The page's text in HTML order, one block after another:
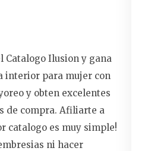
Catalogo Ilusion y gana
interior para mujer con
y obten excelentes
de compra. Afiliarte a
catalogo es muy simple!
ni hacer